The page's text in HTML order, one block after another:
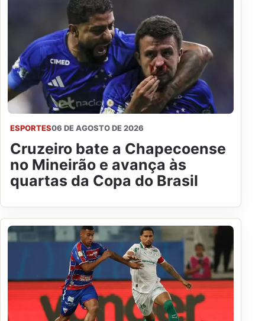
ESPORTES06 DE AGOSTO DE 2026
Cruzeiro bate a Chapecoense
no Mineirão e avança às
quartas da Copa do Brasil